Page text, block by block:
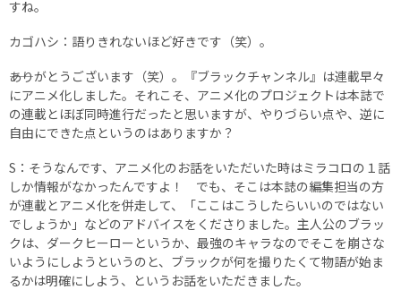
すね。
カゴハシ：語りきれないほど好きです（笑）。
――ありがとうございます（笑）。『ブラックチャンネル』は連載早々
にアニメ化しました。それこそ、アニメ化のプロジェクトは本誌で
の連載とほぼ同時進行だったと思いますが、やりづらい点や、逆に
自由にできた点というのはありますか？
S：そうなんです、アニメ化のお話をいただいた時はミラコロの１話
しか情報がなかったんですよ！ でも、そこは本誌の編集担当の方
が連載とアニメ化を併走して、「ここはこうしたらいいのではない
でしょうか」などのアドバイスをくださりました。主人公のブラッ
クは、ダークヒーローというか、最強のキャラなのでそこを崩さな
いようにしようというのと、ブラックが何を撮りたくて物語が始ま
るかは明確にしよう、というお話をいただきました。